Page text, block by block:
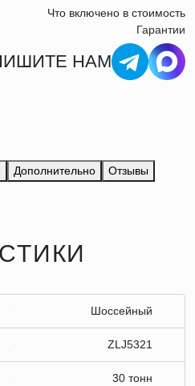
Что включено в стоимость
Гарантии
НАМ
Дополнительно Отзывы
Шоссейный
ZLJ5321
30 тонн